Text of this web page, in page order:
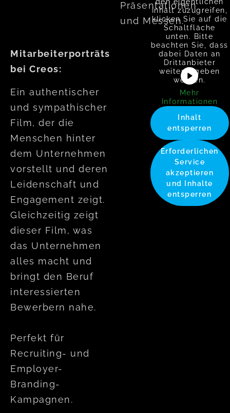
Präsentationen
und Messen.
Mitarbeiterporträts
bei Creos:
Ein authentischer
und sympathischer
Film, der die
Menschen hinter
dem Unternehmen
vorstellt und deren
Leidenschaft und
Engagement zeigt.
Gleichzeitig zeigt
dieser Film, was
das Unternehmen
alles macht und
bringt den Beruf
interessierten
Bewerbern nahe.
Perfekt für
Recruiting- und
Employer-
Branding-
Kampagnen.
Inhalt zuzugreifen,
klicken Sie auf die
Schaltfläche
unten. Bitte
beachten Sie, dass
dabei Daten an
Drittanbieter
weitergegeben
werden.
Mehr
Informationen
Inhalt
entsperren
Erforderlichen
Service
akzeptieren
und Inhalte
entsperren